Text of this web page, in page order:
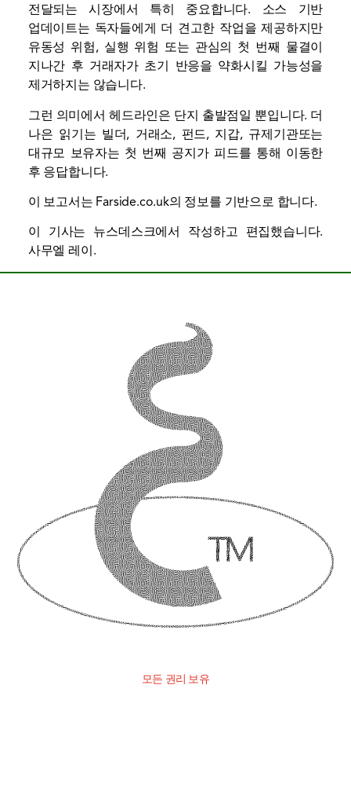
전달되는 시장에서 특히 중요합니다. 소스 기반
업데이트는 독자들에게 더 견고한 작업을 제공하지만
유동성 위험, 실행 위험 또는 관심의 첫 번째 물결이
지나간 후 ​​거래자가 초기 반응을 약화시킬 가능성을
제거하지는 않습니다.
그런 의미에서 헤드라인은 단지 출발점일 뿐입니다. 더
나은 읽기는 빌더, 거래소, 펀드, 지갑, 규제기관또는
대규모 보유자는 첫 번째 공지가 피드를 통해 이동한
후 응답합니다.
이 보고서는 Farside.co.uk의 정보를 기반으로 합니다.
이 기사는 뉴스데스크에서 작성하고 편집했습니다.
사무엘 레이 .
모든 권리 보유